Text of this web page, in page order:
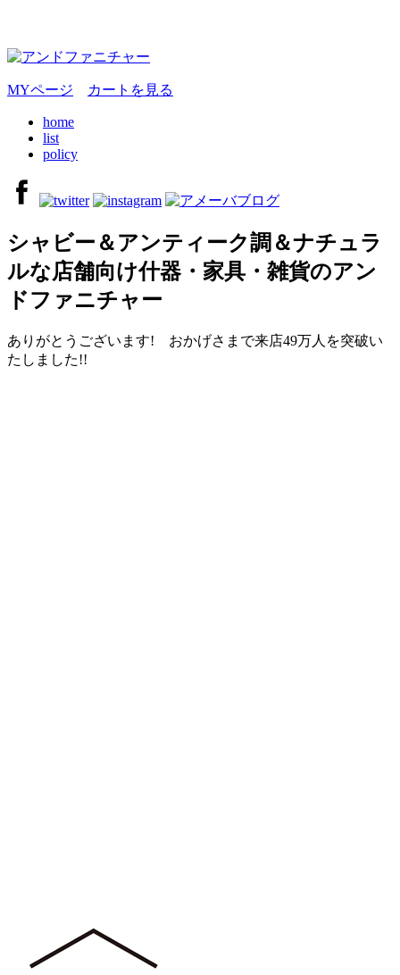
MYページ カートを見る
home
list
policy
シャビー＆アンティーク調＆ナチュラ
ルな店舗向け什器・家具・雑貨のアン
ドファニチャー
ありがとうございます! おかげさまで来店49万人を突破い
たしました!!